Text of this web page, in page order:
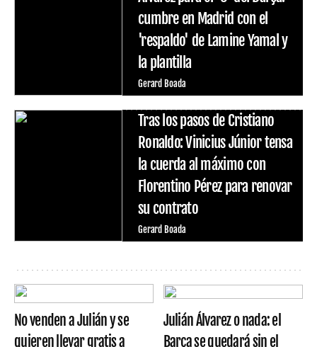
cumbre en Madrid con el
'respaldo' de Lamine Yamal y
la plantilla
Gerard Boada
Tras los pasos de Cristiano
Ronaldo: Vinicius Júnior tensa
la cuerda al máximo con
Florentino Pérez para renovar
su contrato
Gerard Boada
No venden a Julián y se
quieren llevar gratis a
Julián Álvarez o nada: el
Barça se quedará sin el